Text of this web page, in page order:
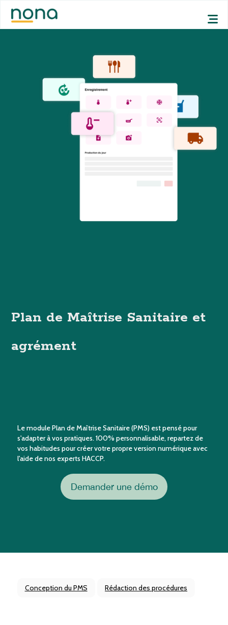
Plan de Maîtrise Sanitaire et
agrément
Le module Plan de Maîtrise Sanitaire (PMS) est pensé pour
s'adapter à vos pratiques. 100% personnalisable, repartez de
vos habitudes pour créer votre propre version numérique avec
l'aide de nos experts HACCP.
Demander une démo
Conception du PMS Rédaction des procédures